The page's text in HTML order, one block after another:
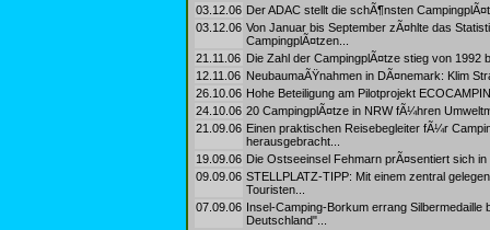
03.12.06 Der ADAC stellt die schÃ¶nsten
03.12.06 Von Januar bis September zÃ¤hlte das
CampingplÃ¤tzen...
21.11.06 Die Zahl der CampingplÃ¤tze stieg von 1992
12.11.06 NeubaumaÃŸnahmen in DÃ¤nemark: Klim
26.10.06 Hohe Beteiligung am Pilotprojekt
24.10.06 20 CampingplÃ¤tze in NRW fÃ¼hren
21.09.06 Einen praktischen Reisebegleiter fÃ¼r
herausgebracht...
19.09.06 Die Ostseeinsel Fehmarn prÃ¤sentiert sich
09.09.06 STELLPLATZ-TIPP: Mit einem zentral
Touristen...
07.09.06 Insel-Camping-Borkum errang Silbermedaille
Deutschland"...